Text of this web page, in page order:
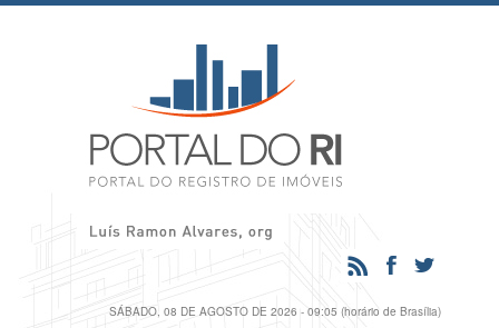
SÁBADO, 08 DE AGOSTO DE 2026 - 09:05 (horário de Brasília)